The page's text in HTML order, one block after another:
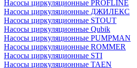
Насосы циркуляционные PROFLINE
Насосы циркуляционные ДЖИЛЕКС
Насосы циркуляционные STOUT
Насосы циркуляционные Qubik
Насосы циркуляционные PUMPMAN
Насосы циркуляционные ROMMER
Насосы циркуляционные STI
Насосы циркуляционные TAEN